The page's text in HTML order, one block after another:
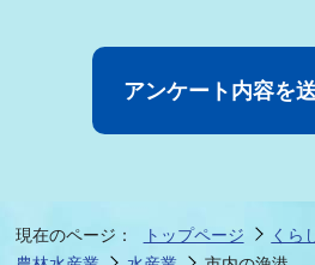
現在のページ： トップページ くら